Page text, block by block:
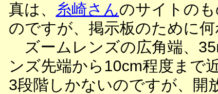
真は、
糸崎さんのサイトの
のですが、掲示板のために
ズームレンズの広角端、
ンズ先端から10cm程度まで
3段階しかないのですが、開